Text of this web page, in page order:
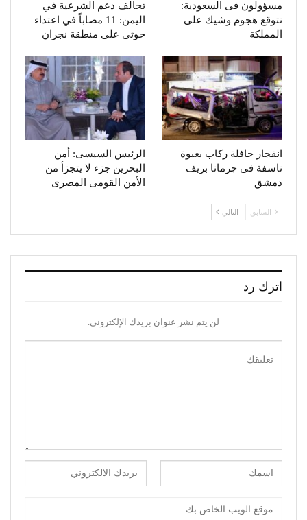
مسؤولون فى السعودية:
نتوقع هجوم وشيك على
المملكة
تحالف دعم الشرعية في
اليمن: 11 مصاباً في اعتداء
حوثى على منطقة نجران
انفجار حافلة ركاب بعبوة
ناسفة فى جرمانا بريف
دمشق
الرئيس السيسى: أمن
البحرين جزء لا يتجزأ من
الأمن القومى المصرى
السابق التالي
اترك رد
لن يتم نشر عنوان بريدك الإلكتروني.